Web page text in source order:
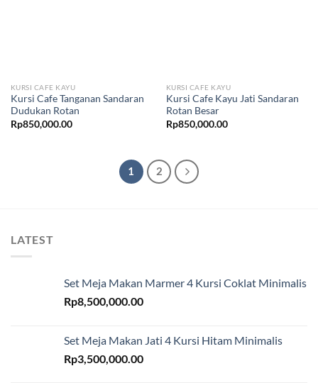
KURSI CAFE KAYU
Kursi Cafe Tanganan Sandaran
Dudukan Rotan
Rp850,000.00
KURSI CAFE KAYU
Kursi Cafe Kayu Jati Sandaran
Rotan Besar
Rp850,000.00
1 2
LATEST
Set Meja Makan Marmer 4 Kursi Coklat Minimalis
Rp8,500,000.00
Set Meja Makan Jati 4 Kursi Hitam Minimalis
Rp3,500,000.00